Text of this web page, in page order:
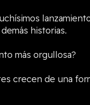
historias.
más orgullosa?
crecen de una